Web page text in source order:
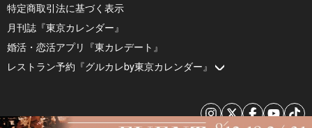
特定商取引法に基づく表示
月刊誌『東京カレンダー』
婚活・恋活アプリ『東カレデート』
レストラン予約『グルカレby東京カレンダー』